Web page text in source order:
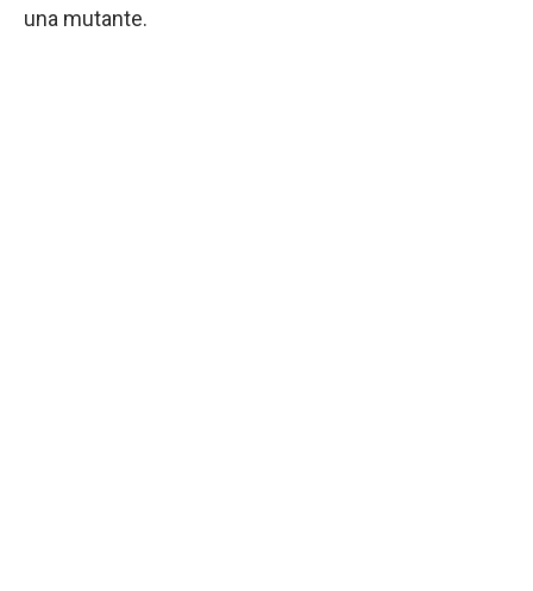
una mutante.